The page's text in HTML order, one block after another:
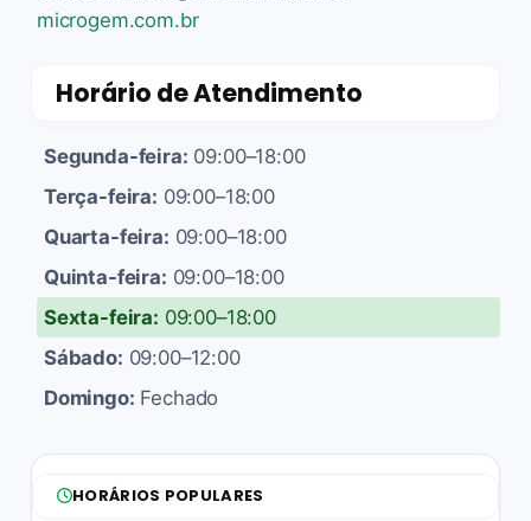
microgem.com.br
Horário de Atendimento
Segunda-feira: 09:00–18:00
Terça-feira: 09:00–18:00
Quarta-feira: 09:00–18:00
Quinta-feira: 09:00–18:00
Sexta-feira: 09:00–18:00
Sábado: 09:00–12:00
Domingo: Fechado
HORÁRIOS POPULARES